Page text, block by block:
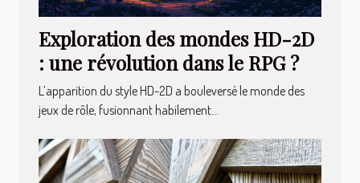
Exploration des mondes HD-2D
: une révolution dans le RPG ?
L’apparition du style HD-2D a bouleversé le monde des
jeux de rôle, fusionnant habilement...